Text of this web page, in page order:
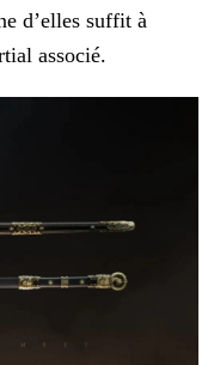
d’elles suffit à
associé.